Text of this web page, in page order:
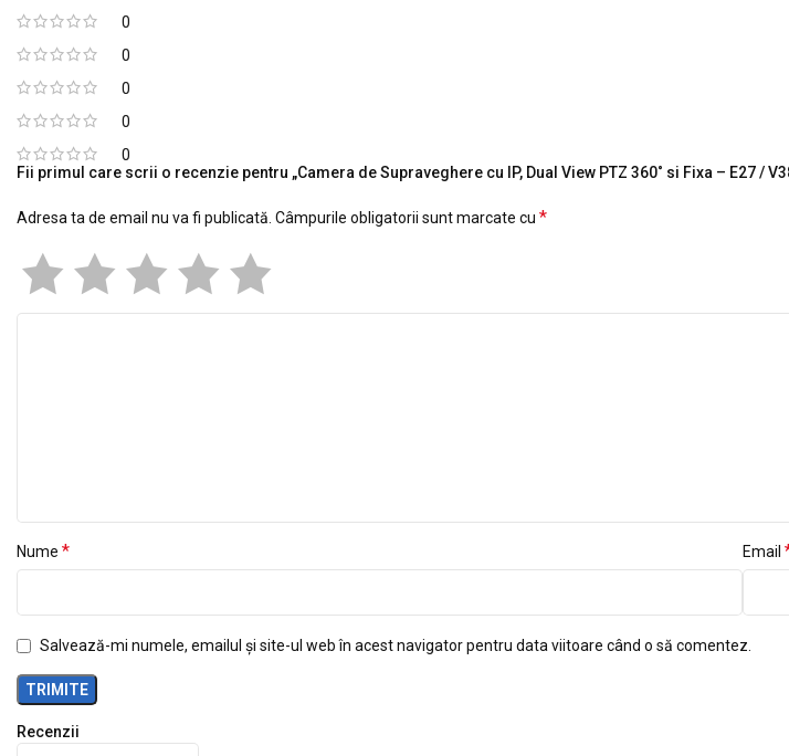
0
0
0
0
0
Recenzii
Fii primul care scrii o recenzie pentru „Camera de Supraveghere cu IP, Dual View PTZ 360˚ si Fixa – E27 /
Adresa ta de email nu va fi publicată. Câmpurile obligatorii sunt marcate cu *
Nume * Email
Salvează-mi numele, emailul și site-ul web în acest navigator pentru data viitoare când o să comentez.